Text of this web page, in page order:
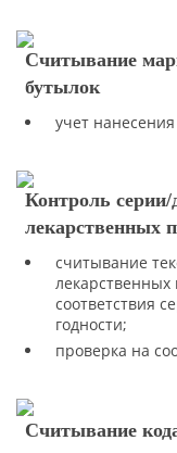
Считывание
бутылок
учет
Контроль серии/
лекарственных
считывание
соответствия
годности;
проверка на
Считывание